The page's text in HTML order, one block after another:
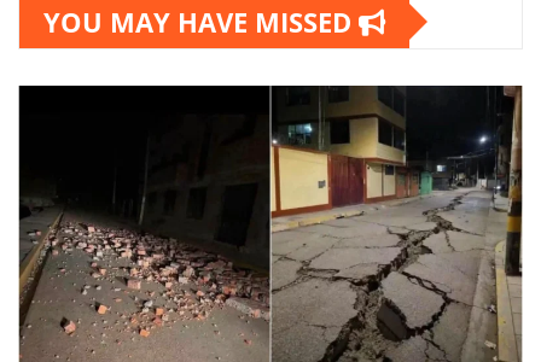
YOU MAY HAVE MISSED